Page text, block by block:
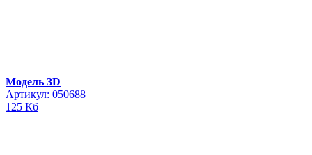
Модель 3D
Артикул: 050688
125 Кб